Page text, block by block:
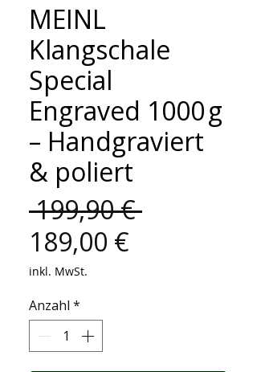
MEINL
Klangschale
Special
Engraved 1000 g
– Handgraviert
& poliert
199,90 €
189,00 €
inkl. MwSt.
Anzahl *